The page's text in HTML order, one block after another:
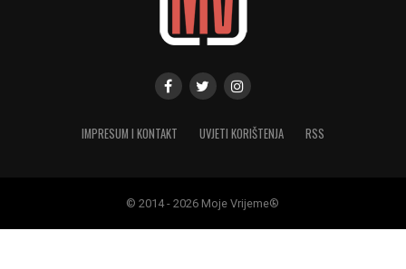
IMPRESUM I KONTAKT UVJETI KORIŠTENJA RSS
© 2014 - 2026 Moje Vrijeme®